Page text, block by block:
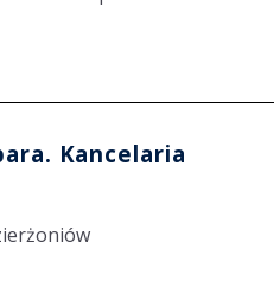
Kancelaria